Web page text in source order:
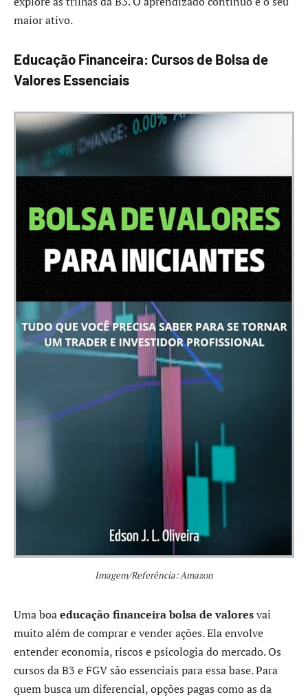
maior ativo.
Educação Financeira: Cursos de Bolsa de
Valores Essenciais
Imagem/Referência: Amazon
Uma boaeducação financeira bolsa de valoresvai
muito além de comprar e vender ações. Ela envolve
entender economia, riscos e psicologia do mercado. Os
cursos da B3 e FGV são essenciais para essa base. Para
quem busca um diferencial, opções pagas como as da